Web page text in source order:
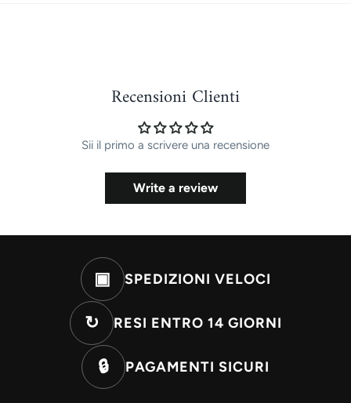
Recensioni Clienti
Sii il primo a scrivere una recensione
Write a review
▣ SPEDIZIONI VELOCI
↻ RESI ENTRO 14 GIORNI
🔒 PAGAMENTI SICURI